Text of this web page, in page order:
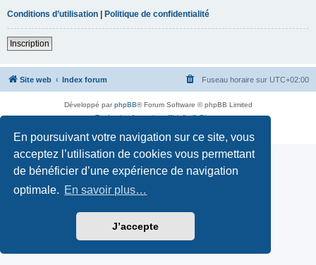
En poursuivant votre navigation sur ce site, vous
acceptez l’utilisation de cookies vous permettant
de bénéficier d’une expérience de navigation
optimale. En savoir plus…
J’accepte
Conditions d’utilisation | Politique de confidentialité
Inscription
Site web Index forum Fuseau horaire sur UTC+02:00
Développé parphpBB® Forum Software © phpBB Limited
Traduction française officielle©Qiaeru